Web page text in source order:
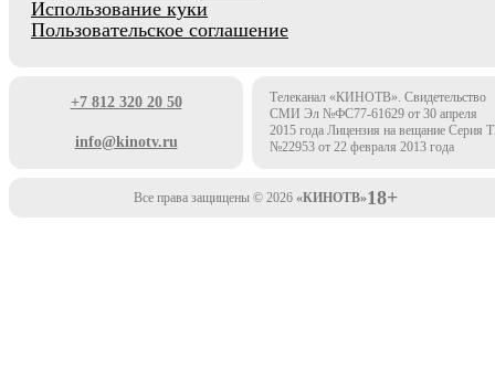
Использование куки
Пользовательское соглашение
+7 812 320 20 50
info@kinotv.ru
Телеканал «КИНОТВ». Свидетельство
СМИ Эл №ФС77-61629 от 30 апреля
2015 года Лицензия на вещание Серия
№22953 от 22 февраля 2013 года
Все права защищены © 2026 «КИНОТВ»18+